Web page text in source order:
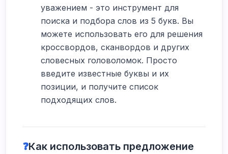
уважением - это инструмент для
поиска и подбора слов из 5 букв. Вы
можете использовать его для решения
кроссвордов, сканвордов и других
словесных головоломок. Просто
введите известные буквы и их
позиции, и получите список
подходящих слов.
❓Как использовать предложение